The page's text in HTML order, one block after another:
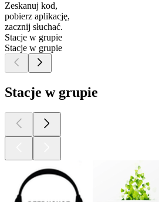
Zeskanuj kod,
pobierz aplikację,
zacznij słuchać.
Stacje w grupie
Stacje w grupie
Stacje w grupie